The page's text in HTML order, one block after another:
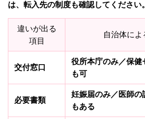
は、転入先の制度も確認してください。
違いが出る
項目
自治体によ
交付窓口
役所本庁のみ／保健
も可
必要書類
妊娠届のみ／医師の
もある